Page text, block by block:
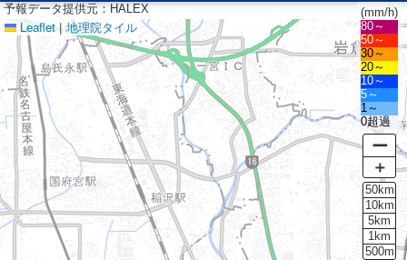
Leaflet | 地理院タイル
(mm/h)
80～
50～
30～
20～
10～
5～
1～
0超過
ー
＋
50km
10km
5km
1km
500m
予報データ提供元：HALEX